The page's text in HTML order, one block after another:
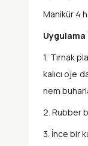
Manikür 4
Uygulama
1. Tırnak
kalıcı oje
nem
2. Rubber
3. İnce bir